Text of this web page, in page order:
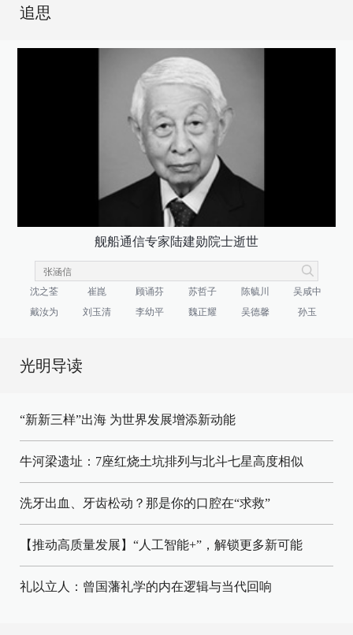
追思
舰船通信专家陆建勋院士逝世
沈之荃 崔崑 顾诵芬 苏哲子 陈毓川
吴咸中
戴汝为
刘玉清 李幼平 魏正耀 吴德馨 孙玉
光明导读
“新新三样”出海 为世界发展增添新动能
牛河梁遗址：7座红烧土坑排列与北斗七星高度相似
洗牙出血、牙齿松动？那是你的口腔在“求救”
【推动高质量发展】“人工智能+”，解锁更多新可能
礼以立人：曾国藩礼学的内在逻辑与当代回响